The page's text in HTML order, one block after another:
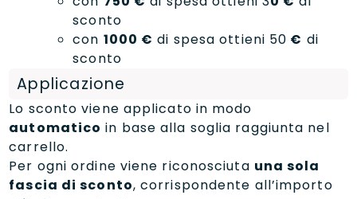
sconto
con 1000 € di spesa ottieni 50 € di
sconto
Applicazione
Lo sconto viene applicato in modo
automatico in base alla soglia raggiunta nel
carrello.
Per ogni ordine viene riconosciuta una sola
fascia di sconto, corrispondente all’importo